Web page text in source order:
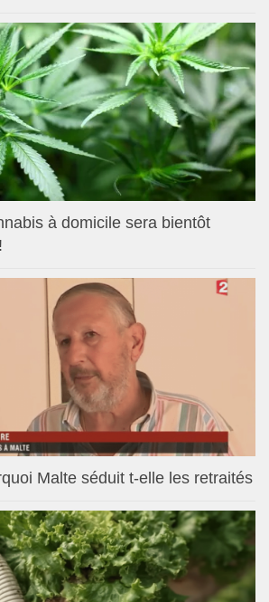
à domicile sera bientôt
Malte séduit t-elle les retraités